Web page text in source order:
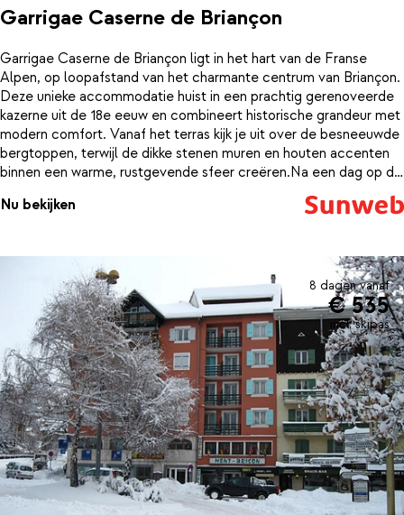
Garrigae Caserne de Briançon
Garrigae Caserne de Briançon ligt in het hart van de Franse
Alpen, op loopafstand van het charmante centrum van Briançon.
Deze unieke accommodatie huist in een prachtig gerenoveerde
kazerne uit de 18e eeuw en combineert historische grandeur met
modern comfort. Vanaf het terras kijk je uit over de besneeuwde
bergtoppen, terwijl de dikke stenen muren en houten accenten
binnen een warme, rustgevende sfeer creëren.Na een dag op de
pistes van Serre Chevalier is het puur genieten in het uitgebreide
wellnesscentrum, met sauna, hammam en een verwarmd
Hier verblijf je in een uniek stukje erfgoed, met de bergen als
decor en de sfeer van vroeger in elk detail voelbaar.
Nu bekijken
8 dagen vanaf
€ 535
incl. skipas